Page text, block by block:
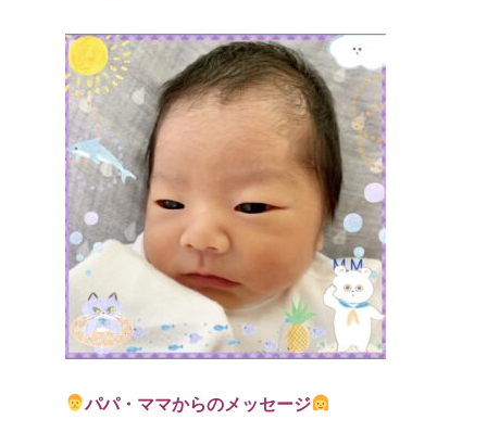
パパ・ママからのメッセージ